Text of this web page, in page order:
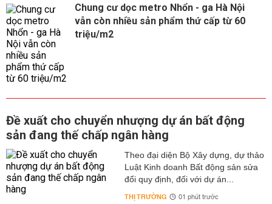
Chung cư dọc metro Nhổn - ga Hà Nội
vẫn còn nhiều sản phẩm thứ cấp từ 60
triệu/m2
Đề xuất cho chuyển nhượng dự án bất động
sản đang thế chấp ngân hàng
Theo đại diện Bộ Xây dựng, dự thảo
Luật Kinh doanh Bất động sản sửa
đổi quy định, đối với dự án...
THỊ TRƯỜNG 01 phút trước